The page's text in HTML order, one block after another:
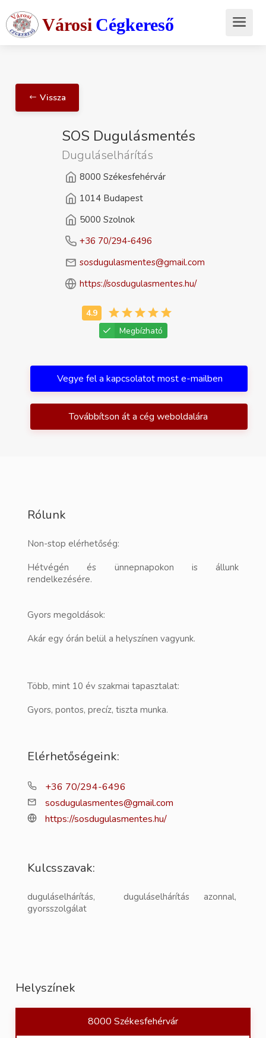
Városi Cégkereső
Vissza
SOS Dugulásmentés
Duguláselhárítás
8000 Székesfehérvár
1014 Budapest
5000 Szolnok
+36 70/294-6496
sosdugulasmentes@gmail.com
https://sosdugulasmentes.hu/
Megbízható
Vegye fel a kapcsolatot most e-mailben
Továbbítson át a cég weboldalára
Rólunk
Non-stop elérhetőség:
Hétvégén és ünnepnapokon is állunk
rendelkezésére.
Gyors megoldások:
Akár egy órán belül a helyszínen vagyunk.
Több, mint 10 év szakmai tapasztalat:
Gyors, pontos, precíz, tiszta munka.
Elérhetőségeink:
+36 70/294-6496
sosdugulasmentes@gmail.com
https://sosdugulasmentes.hu/
Kulcsszavak:
duguláselhárítás, duguláselhárítás azonnal,
gyorsszolgálat
Helyszínek
8000 Székesfehérvár